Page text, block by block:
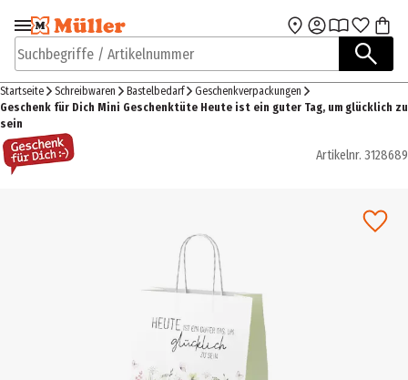
Zur Navigation
springen
Zum Hauptinhalt
Suchbegriffe / Artikelnummer
Startseite Schreibwaren Bastelbedarf
Geschenkverpackungen
Geschenk für Dich Mini Geschenktüte Heute ist ein guter Tag, um glücklich zu
sein
Artikelnr. 3128689